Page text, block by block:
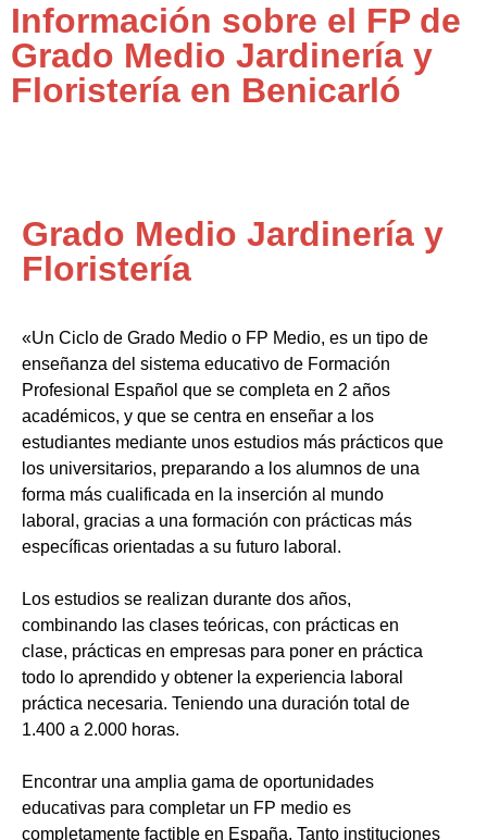
Información sobre el FP de
Grado Medio Jardinería y
Floristería en Benicarló
Grado Medio Jardinería y
Floristería
«Un Ciclo de Grado Medio o FP Medio, es un tipo de
enseñanza del sistema educativo de Formación
Profesional Español que se completa en 2 años
académicos, y que se centra en enseñar a los
estudiantes mediante unos estudios más prácticos que
los universitarios, preparando a los alumnos de una
forma más cualificada en la inserción al mundo
laboral, gracias a una formación con prácticas más
específicas orientadas a su futuro laboral.
Los estudios se realizan durante dos años,
combinando las clases teóricas, con prácticas en
clase, prácticas en empresas para poner en práctica
todo lo aprendido y obtener la experiencia laboral
práctica necesaria. Teniendo una duración total de
1.400 a 2.000 horas.
Encontrar una amplia gama de oportunidades
educativas para completar un FP medio es
completamente factible en España. Tanto instituciones